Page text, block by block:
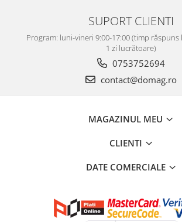
Presostate/Regulatoare de
SUPORT CLIENTI
Program: luni-vineri 9:00-17:00 (timp răspuns
1 zi lucrătoare)
0753752694
contact@domag.ro
MAGAZINUL MEU
CLIENTI
DATE COMERCIALE